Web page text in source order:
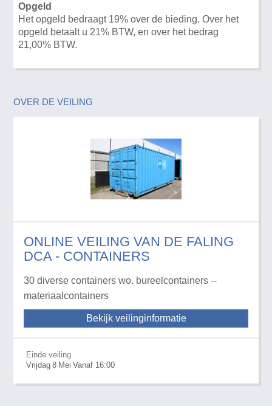
Opgeld
Het opgeld bedraagt 19% over de bieding. Over het
opgeld betaalt u 21% BTW, en over het bedrag
21,00% BTW.
OVER DE VEILING
ONLINE VEILING VAN DE FALING
DCA - CONTAINERS
30 diverse containers wo. bureelcontainers --
materiaalcontainers
Bekijk veilinginformatie
Einde veiling
Vrijdag 8 Mei Vanaf 16:00